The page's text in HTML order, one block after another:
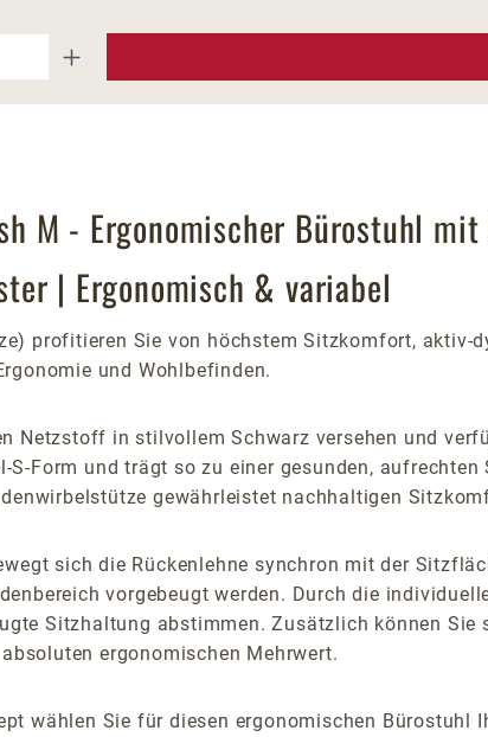
Wert ein oder benutze
M - Ergonomischer Bürostuhl mit
| Ergonomisch & variabel
profitieren Sie von höchstem Sitzkomfort,
und Wohlbefinden.
Netzstoff in stilvollem Schwarz versehen und
Form und trägt so zu einer gesunden,
gewährleistet nachhaltigen
sich die Rückenlehne synchron mit der
vorgebeugt werden. Durch die
Sitzhaltung abstimmen. Zusätzlich können
ergonomischen Mehrwert.
wählen Sie für diesen ergonomischen